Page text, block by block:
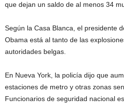
que dejan un saldo de al menos 34
Según la Casa Blanca, el presidente
Obama está al tanto de las
autoridades belgas.
En Nueva York, la policía dijo que
estaciones de metro y otras zonas
Funcionarios de seguridad nacional